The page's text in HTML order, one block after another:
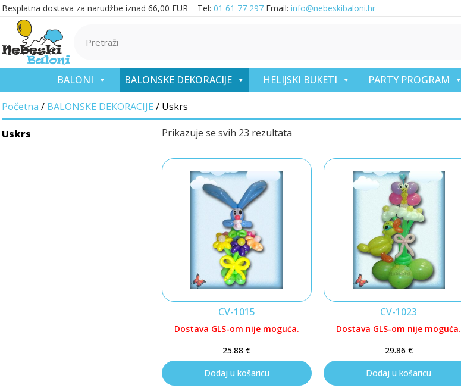
Besplatna dostava za narudžbe iznad 66,00 EUR Tel: 01 61 77 297 Email: info@nebeskibaloni.hr
BALONI BALONSKE DEKORACIJE HELIJSKI BUKETI PARTY PROGRAM
Početna / BALONSKE DEKORACIJE / Uskrs
Uskrs Prikazuje se svih 23 rezultata
CV-1015
Dostava GLS-om nije moguća.
25.88€
Dodaj u košaricu
CV-1023
Dostava GLS-om nije moguća.
29.86 €
Dodaj u košaricu